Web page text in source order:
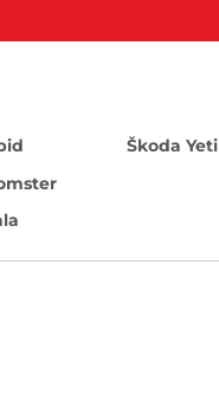
Škoda Yeti